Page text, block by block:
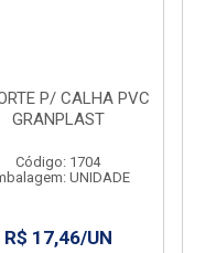
P/ CALHA PVC
GRANPLAST
Código: 1704
UNIDADE
R$ 17,46/UN